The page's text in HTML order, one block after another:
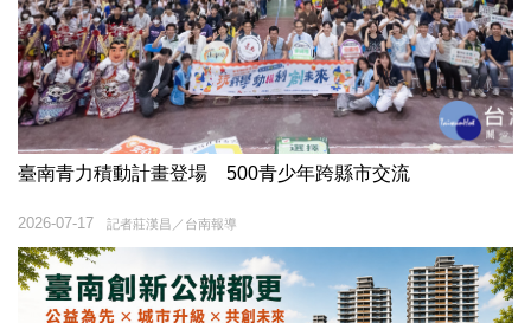
臺南青力積動計畫登場 500青少年跨縣市交流
記者莊漢昌／台南報導
2026-07-17